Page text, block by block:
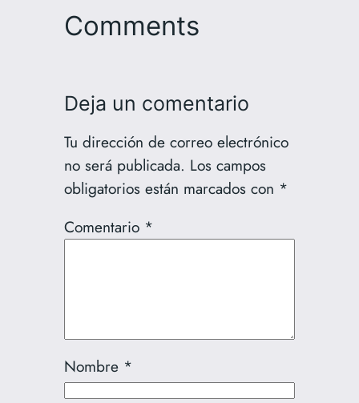
Comments
Deja un comentario
Tu dirección de correo electrónico
no será publicada. Los campos
obligatorios están marcados con *
Comentario *
Nombre *